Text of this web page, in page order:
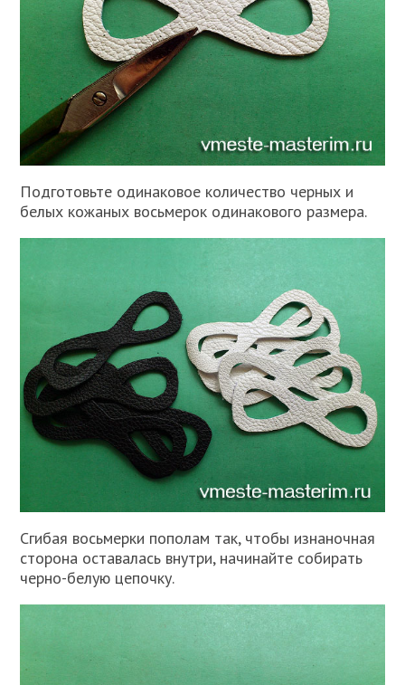
Подготовьте одинаковое количество черных и
белых кожаных восьмерок одинакового размера.
Сгибая восьмерки пополам так, чтобы изнаночная
сторона оставалась внутри, начинайте собирать
черно-белую цепочку.